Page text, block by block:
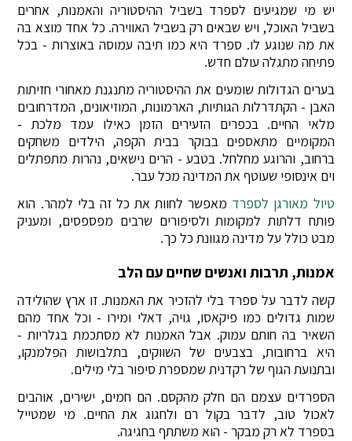
יש מי שמגיעים לספרד בשביל ההיסטוריה והאמנות, אחרים
בשביל האוכל, ויש שבאים רק בשביל האווירה. כל אחד מוצא בה
את מה שנוגע לו. ספרד היא כמו תיבה עמוסה באוצרות - בכל
פתיחה מתגלה עולם חדש.
בערים הגדולות שומעים את ההיסטוריה מתנגנת מאחורי חזיתות
האבן - הקתדרלות הגותיות, הארמונות, המוזיאונים, המדרחובים
מלאי החיים. בכפרים הזעירים הזמן כאילו עמד מלכת -
המקומיים מתאספים בבוקר בבית הקפה, הילדים משחקים
ברחוב, והרוגע מחלחל. בטבע - הרים נישאים, נהרות מתפתלים
וים אינסופי שעוטף את המדינה מכל עבר.
טיול מאורגן לספרד מאפשר לחוות את כל זה בלי למהר. הוא
פותח דלתות למקומות ולסיפורים שרבים מפספסים, ומעניק
מבט כולל על מדינה מגוונת כל כך.
אמנות, תרבות ואנשים שחיים עם הלב
קשה לדבר על ספרד בלי להזכיר את האמנות. זו ארץ שהולידה
שמות גדולים כמו פיקאסו, גויה, דאלי ומירו - וכל אחד מהם
השאיר בה חותם עמוק. אבל האמנות לא מסתכמת בגלריות -
היא ברחובות, בצבעים של השווקים, בתלבושות הפלמנקו,
ובתנועת הגוף של רקדנית שמספרת סיפור בלי מילים.
הספרדים עצמם הם חלק מהקסם. הם חמים, ישירים, אוהבים
לאכול טוב, לדבר בקול רם ולחגוג את החיים. מי שמטייל
בספרד לא רק מבקר - הוא משתתף בחגיגה.